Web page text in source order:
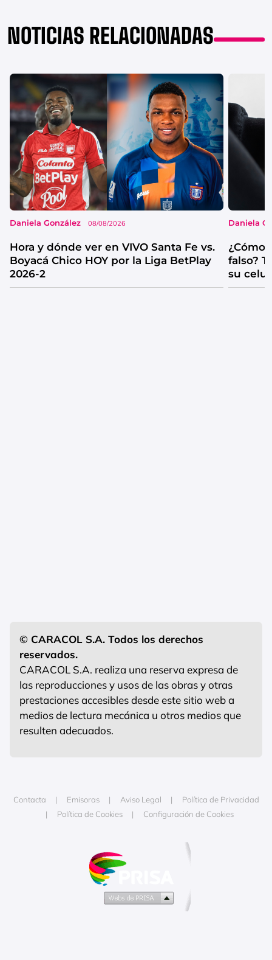
NOTICIAS RELACIONADAS
Daniela González 08/08/2026
Hora y dónde ver en VIVO Santa Fe vs.
Boyacá Chico HOY por la Liga BetPlay
2026-2
Daniela
¿Cómo
falso?
su
© CARACOL S.A. Todos los derechos
reservados.
CARACOL S.A. realiza una reserva expresa de
las reproducciones y usos de las obras y otras
prestaciones accesibles desde este sitio web a
medios de lectura mecánica u otros medios que
resulten adecuados.
Contacta Emisoras Aviso Legal
Política de Privacidad
Política de Cookies
Configuración de Cookies